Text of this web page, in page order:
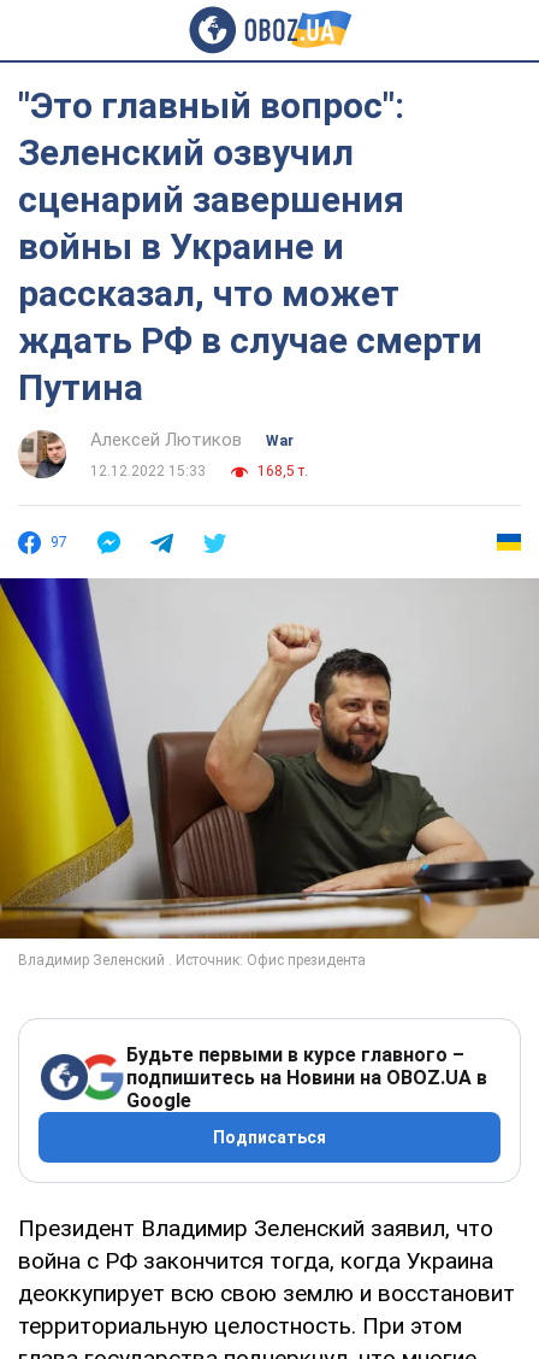
"Это главный вопрос":
Зеленский озвучил
сценарий завершения
войны в Украине и
рассказал, что может
ждать РФ в случае смерти
Путина
Алексей Лютиков
War
12.12.2022 15:33
168,5 т.
97
Будьте первыми в курсе главного –
подпишитесь на Новини на OBOZ.UA в
Google
Подписаться
Президент Владимир Зеленский заявил, что
война с РФ закончится тогда, когда Украина
деоккупирует всю свою землю и восстановит
территориальную целостность. При этом